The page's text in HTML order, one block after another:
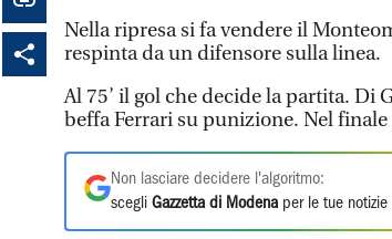
Nella ripresa si fa vendere il
respinta da un difensore sulla linea.
Al 75’ il gol che decide la partita. Di
beffa Ferrari su punizione. Nel
Non lasciare decidere l'algoritmo:
scegli Gazzetta di Modena per le tue notizie